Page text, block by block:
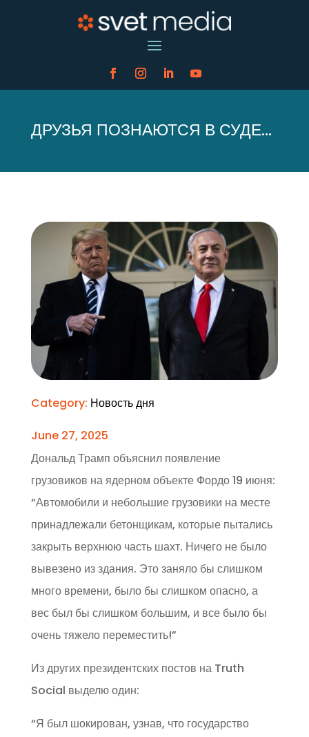
ДРУЗЬЯ ПОЗНАЮТСЯ В СУДЕ…
Category: Новость дня
June 27, 2025
Дональд Трамп объяснил появление
грузовиков на ядерном объекте Фордо 19 июня:
“Автомобили и небольшие грузовики на месте
принадлежали бетонщикам, которые пытались
закрыть верхнюю часть шахт. Ничего не было
вывезено из здания. Это заняло бы слишком
много времени, было бы слишком опасно, а
вес был бы слишком большим, и все было бы
очень тяжело переместить!”
Из других президентских постов на Truth
Social выделю один:
“Я был шокирован, узнав, что государство